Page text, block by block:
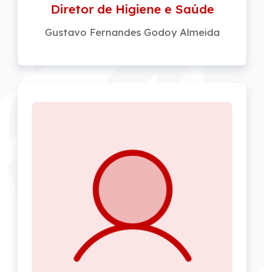
Diretor de Higiene e Saúde
Gustavo Fernandes Godoy Almeida